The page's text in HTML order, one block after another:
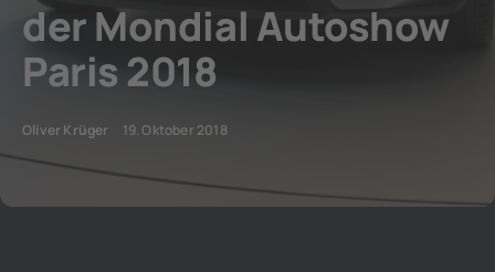
der Mondial Autoshow
Paris 2018
Oliver Krüger 19. Oktober 2018